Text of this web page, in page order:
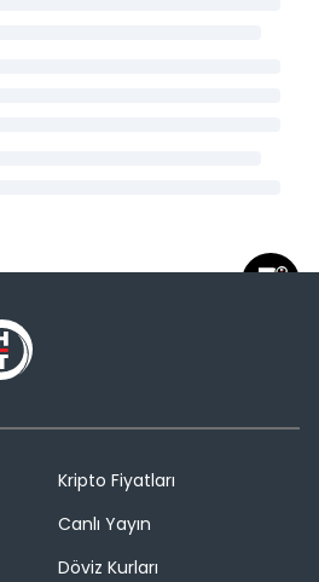
Kripto Fiyatları
Canlı Yayın
Döviz Kurları